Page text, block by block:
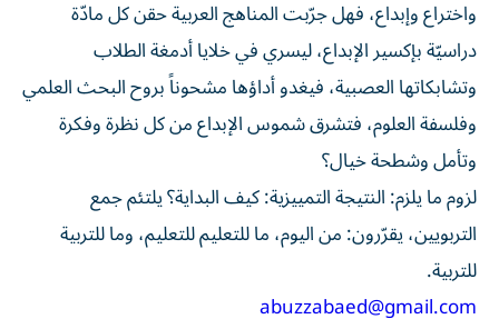
واختراع وإبداع، فهل جرّبت المناهج العربية حقن كل مادّة
دراسيّة بإكسير الإبداع، ليسري في خلايا أدمغة الطلاب
وتشابكاتها العصبية، فيغدو أداؤها مشحوناً بروح البحث العلمي
وفلسفة العلوم، فتشرق شموس الإبداع من كل نظرة وفكرة
وتأمل وشطحة خيال؟
لزوم ما يلزم: النتيجة التمييزية: كيف البداية؟ يلتئم جمع
التربويين، يقرّرون: من اليوم، ما للتعليم للتعليم، وما للتربية
للتربية.
abuzzabaed@gmail.com